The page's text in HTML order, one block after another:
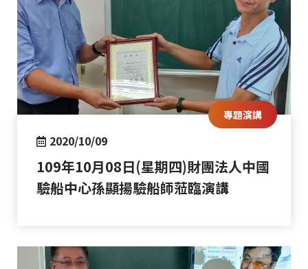
專題演講
2020/10/09
109年10月08日(星期四)財團法人中國
驗船中心孫顯揚驗船師蒞臨演講